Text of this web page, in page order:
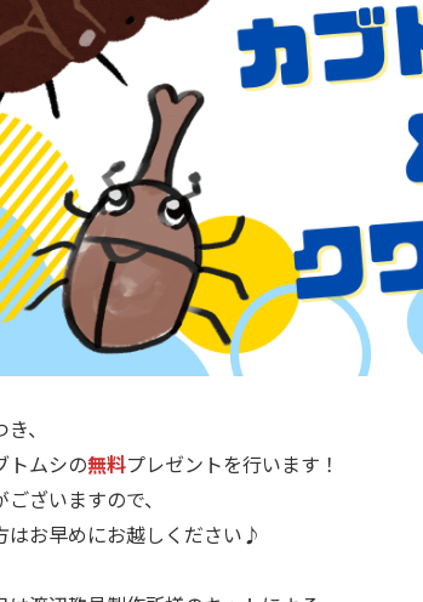
、
トムシの無料プレゼントを行います！
ざいますので、
はお早めにお越しください♪